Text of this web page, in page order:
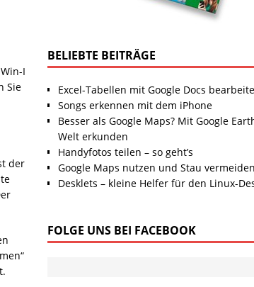
I
Sie
der
BELIEBTE BEITRÄGE
Excel-Tabellen mit Google Docs
Songs erkennen mit dem iPhone
Besser als Google Maps? Mit Google
Welt erkunden
Handyfotos teilen – so geht’s
Google Maps nutzen und Stau vermeiden
Desklets – kleine Helfer für den Linux-
FOLGE UNS BEI FACEBOOK